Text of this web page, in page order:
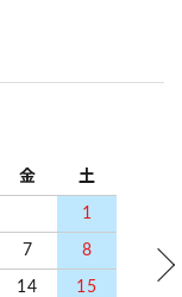
金 土
1
7 8
14 15